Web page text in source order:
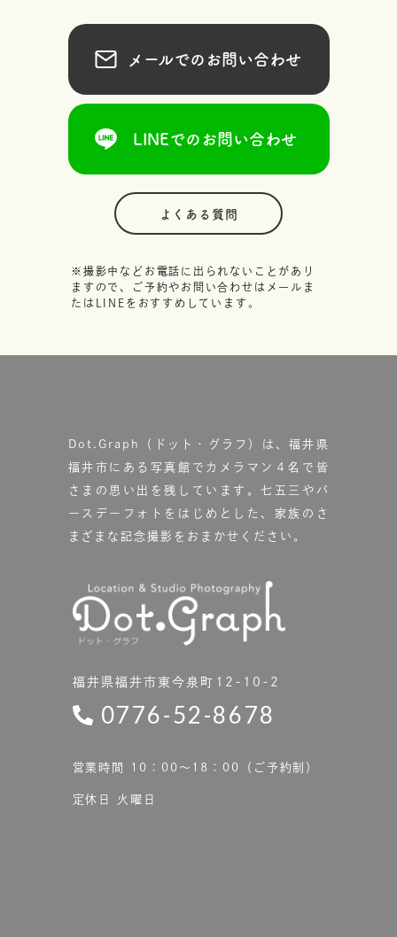
メールでのお問い合わせ
LINEでのお問い合わせ
よくある質問
※撮影中などお電話に出られないことがあり
ますので、ご予約やお問い合わせはメールま
たはLINEをおすすめしています。
Dot.Graph（ドット・グラフ）は、福井県
福井市にある写真館で カメラマン４名で皆
さまの思い出を残しています。七五三やバ
ースデーフォトをはじめとした、家族のさ
まざまな記念撮影をおまかせください。
福井県福井市東今泉町12-10-2
0776-52-8678
営業時間 10：00〜18：00（ご予約制）
定休日 火曜日